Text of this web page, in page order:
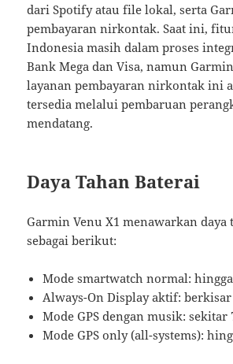
dari Spotify atau file lokal, serta
pembayaran nirkontak. Saat ini,
Indonesia masih dalam proses
Bank Mega dan Visa, namun
layanan pembayaran nirkontak ini
tersedia melalui pembaruan
mendatang.
Daya Tahan Baterai
Garmin Venu X1 menawarkan daya
sebagai berikut:
Mode smartwatch normal:
Always-On Display aktif:
Mode GPS dengan musik: sekitar
Mode GPS only (all-systems):